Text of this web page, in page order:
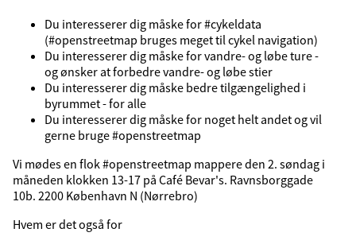
Du interesserer dig måske for #cykeldata
(#openstreetmap bruges meget til cykel navigation)
Du interesserer dig måske for vandre- og løbe ture -
og ønsker at forbedre vandre- og løbe stier
Du interesserer dig måske bedre tilgængelighed i
byrummet - for alle
Du interesserer dig måske for noget helt andet og vil
gerne bruge #openstreetmap
Vi mødes en flok #openstreetmap mappere den 2. søndag i
måneden klokken 13-17 på Café Bevar's. Ravnsborggade
10b. 2200 København N (Nørrebro)
Hvem er det også for